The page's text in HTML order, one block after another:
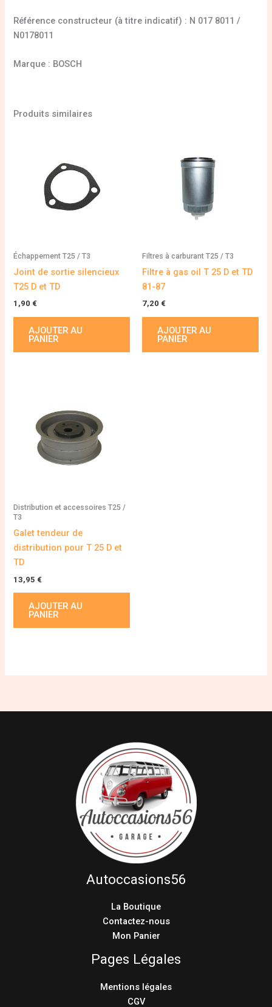
Référence constructeur (à titre indicatif) : N 017 8011 /
N0178011
Marque : BOSCH
Produits similaires
Échappement T25 / T3
Joint de sortie silencieux
T25 D et TD
1,90 €
AJOUTER AU
PANIER
Filtres à carburant T25 / T3
Filtre à gas oil T 25 D et TD
81-87
7,20 €
AJOUTER AU
PANIER
Distribution et accessoires T25 /
T3
Galet tendeur de
distribution pour T 25 D et
TD
13,95 €
AJOUTER AU
PANIER
Autoccasions56
La Boutique
Contactez-nous
Mon Panier
Pages Légales
Mentions légales
CGV